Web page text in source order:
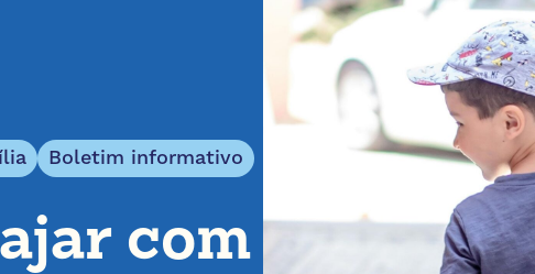
Boletim informativo
com